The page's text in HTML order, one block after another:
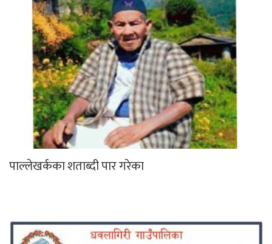
पाल्लेखर्कका शताब्दी पार गरेका